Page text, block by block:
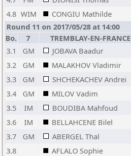
4.8 WIM CONGIU Mathilde
Round 11 on 2017/05/28 at 14:00
Bo.
7 TREMBLAY-EN-FRANCE
3.1
GM JOBAVA Baadur
3.2
GM MALAKHOV Vladimir
3.3
GM SHCHEKACHEV Andrei
3.4
GM MILOV Vadim
3.5
IM BOUDIBA Mahfoud
3.6
IM BELLAHCENE Bilel
3.7
GM ABERGEL Thal
3.8
AFLALO Sophie